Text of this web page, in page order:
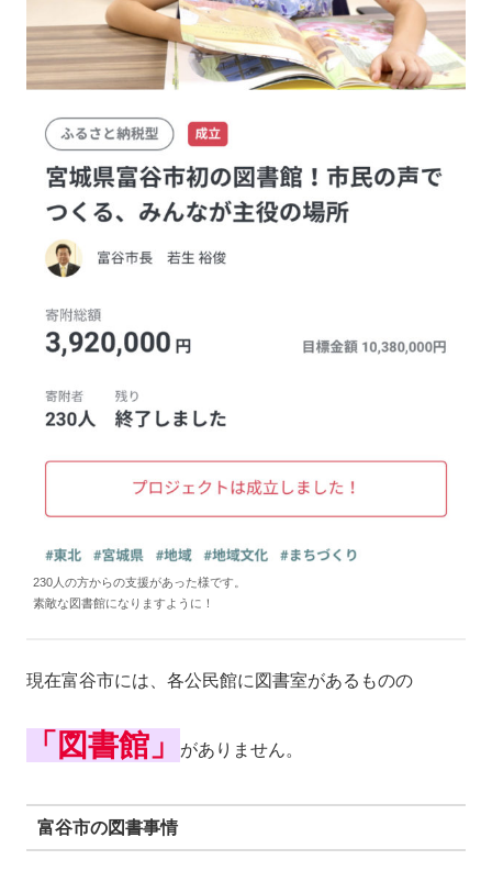
230人の方からの支援があった様です。
素敵な図書館になりますように！
現在富谷市には、各公民館に図書室があるものの
「図書館」 がありません。
富谷市の図書事情